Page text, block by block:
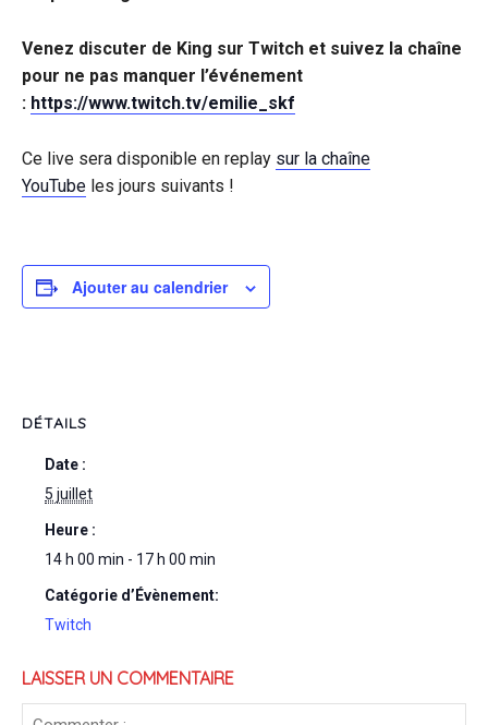
Venez discuter de King sur Twitch et suivez la chaîne
pour ne pas manquer l’événement
: https://www.twitch.tv/emilie_skf
Ce live sera disponible en replay sur la chaîne
YouTube les jours suivants !
Ajouter au calendrier
DÉTAILS
Date :
5 juillet
Heure :
14 h 00 min - 17 h 00 min
Catégorie d’Évènement:
Twitch
LAISSER UN COMMENTAIRE